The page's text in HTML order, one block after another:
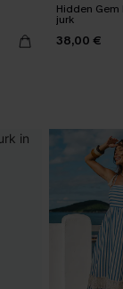
Hidden
jurk
38,00 €